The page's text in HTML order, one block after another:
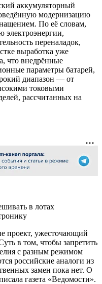
аккумуляторный
модернизацию
По её словам,
электроэнергии,
переналадок,
выработка уже
что внедрённые
параметры батарей,
диапазон — от
токовыми
рассчитанных на
в лотах
проект, ужесточающий
в том, чтобы запретить
с разным режимом
российские аналоги из
замен пока нет. О
газета «Ведомости».